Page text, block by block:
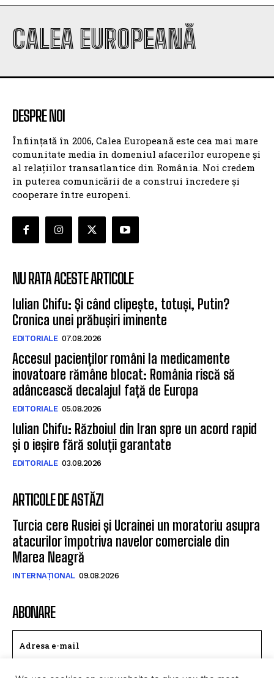
CALEA EUROPEANĂ
DESPRE NOI
Înființată în 2006, Calea Europeană este cea mai mare
comunitate media în domeniul afacerilor europene și
al relațiilor transatlantice din România. Noi credem
în puterea comunicării de a construi încredere și
cooperare între europeni.
NU RATA ACESTE ARTICOLE
Iulian Chifu: Și când clipește, totuși, Putin?
Cronica unei prăbușiri iminente
EDITORIALE 07.08.2026
Accesul pacienților români la medicamente
inovatoare rămâne blocat: România riscă să
adâncească decalajul față de Europa
EDITORIALE 05.08.2026
Iulian Chifu: Războiul din Iran spre un acord rapid
și o ieșire fără soluții garantate
EDITORIALE 03.08.2026
ARTICOLE DE ASTĂZI
Turcia cere Rusiei și Ucrainei un moratoriu asupra
atacurilor împotriva navelor comerciale din
Marea Neagră
INTERNAȚIONAL 09.08.2026
ABONARE